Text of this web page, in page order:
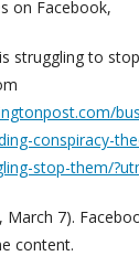
on Facebook,
struggling to
conspiracy-
stop-them/
March 7).
content.